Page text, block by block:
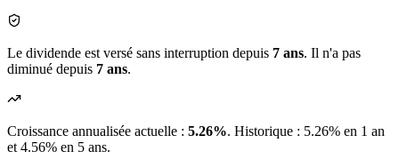
Le dividende est versé sans interruption depuis 7 ans. Il n'a pas
diminué depuis 7 ans.
Croissance annualisée actuelle : 5.26%. Historique : 5.26% en 1 an
et 4.56% en 5 ans.